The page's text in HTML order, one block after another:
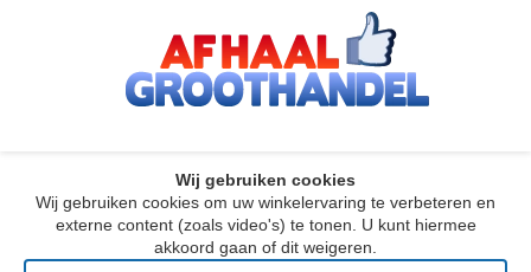
Wij gebruiken cookies
Wij gebruiken cookies om uw winkelervaring te verbeteren en
externe content (zoals video's) te tonen. U kunt hiermee
akkoord gaan of dit weigeren.